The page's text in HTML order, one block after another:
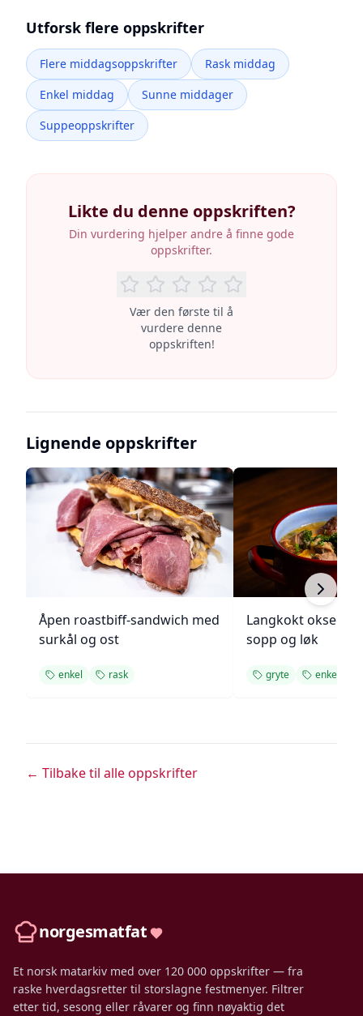
Utforsk flere oppskrifter
Flere middagsoppskrifter
Rask middag
Enkel middag
Sunne middager
Suppeoppskrifter
Likte du denne oppskriften?
Din vurdering hjelper andre å finne gode
oppskrifter.
Vær den første til å
vurdere denne
oppskriften!
Lignende oppskrifter
Åpen roastbiff-sandwich med
surkål og ost
enkel rask
Langkokt
sopp og løk
gryte enkel
← Tilbake til alle oppskrifter
norgesmatfat
Et norsk matarkiv med over 120 000 oppskrifter — fra
raske hverdagsretter til storslagne festmenyer. Filtrer
etter tid, sesong eller råvarer og finn nøyaktig det